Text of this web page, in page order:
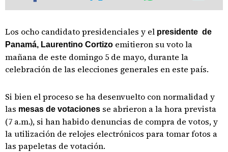
Los ocho candidato presidenciales y el presidente de
Panamá, Laurentino Cortizo emitieron su voto la
mañana de este domingo 5 de mayo, durante la
celebración de las elecciones generales en este país.
Si bien el proceso se ha desenvuelto con normalidad y
las mesas de votaciones se abrieron a la hora prevista
(7 a.m.), si han habido denuncias de compra de votos, y
la utilización de relojes electrónicos para tomar fotos a
las papeletas de votación.